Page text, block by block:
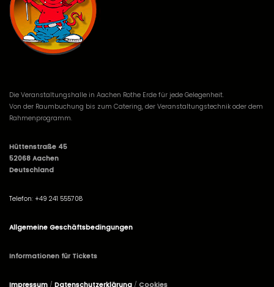
Die Veranstaltungshalle in Aachen Rothe Erde für jede Gelegenheit.
Von der Raumbuchung bis zum Catering, der Veranstaltungstechnik oder dem
Rahmenprogramm.
Hüttenstraße 45
52068 Aachen
Deutschland
Telefon: +49 241 555708
Allgemeine Geschäftsbedingungen
Informationen für Tickets
Impressum / Datenschutzerklärung / Cookies